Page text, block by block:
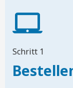
Schritt 1